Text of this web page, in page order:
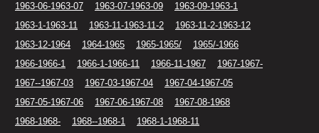
1963-06-1963-07
1963-07-1963-09
1963-09-1963-1
1963-1-1963-11
1963-11-1963-11-2
1963-11-2-1963-12
1963-12-1964
1964-1965 1965-1965/
1965/-1966
1966-1966-1
1966-1-1966-11 1966-11-1967
1967-1967-
1967--1967-03
1967-03-1967-04
1967-04-1967-05
1967-05-1967-06
1967-06-1967-08
1967-08-1968
1968-1968-
1968--1968-1
1968-1-1968-11